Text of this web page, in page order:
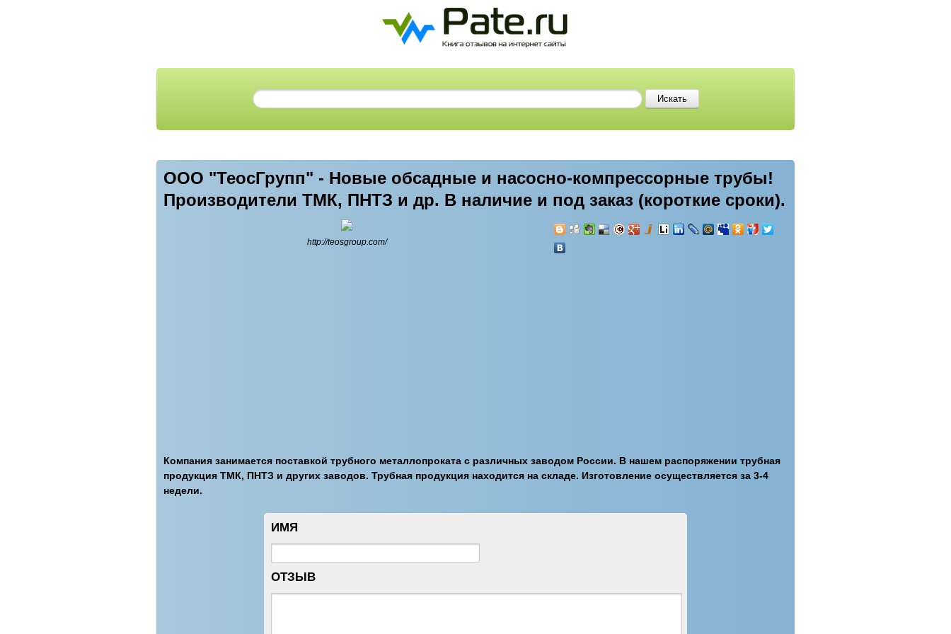
ООО "ТеосГрупп" - Новые обсадные и насосно-компрессорные трубы!
Производители ТМК, ПНТЗ и др. В наличие и под заказ (короткие сроки).
http://teosgroup.com/
Компания занимается поставкой трубного металлопроката с различных заводом России. В нашем распоряжении трубная
продукция ТМК, ПНТЗ и других заводов. Трубная продукция находится на складе. Изготовление осуществляется за 3-4
недели.
ИМЯ
ОТЗЫВ